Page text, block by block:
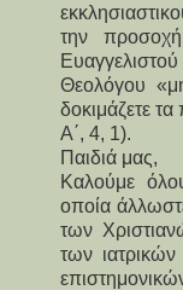
την
Θεολόγου
δοκιμάζετε
Α΄, 4, 1).
Παιδιά μας,
Καλούμε
οποία
των
των